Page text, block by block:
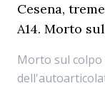
Cesena,
A14. Morto
Morto sul colpo